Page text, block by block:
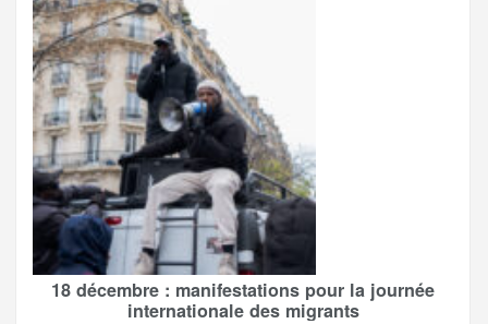
18 décembre : manifestations pour la journée
internationale des migrants